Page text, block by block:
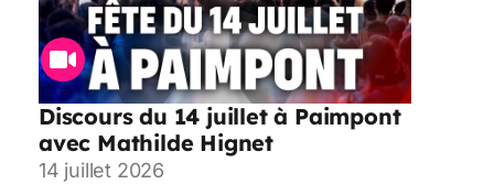
Discours du 14 juillet à Paimpont
avec Mathilde Hignet
14 juillet 2026